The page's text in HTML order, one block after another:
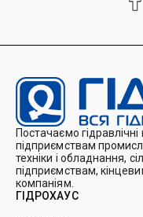
Постачаємо
підприємствам
техніки і обладнання,
підприємствам,
компаніям.
ГІДРОХАУС